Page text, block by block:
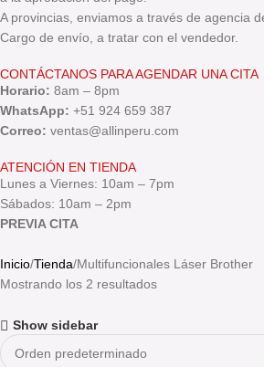
A provincias, enviamos a través de agencia
Cargo de envío, a tratar con el vendedor.
CONTÁCTANOS PARA AGENDAR UNA CITA
Horario: 8am – 8pm
WhatsApp: +51 924 659 387
Correo: ventas@allinperu.com
ATENCIÓN EN TIENDA
Lunes a Viernes: 10am – 7pm
Sábados: 10am – 2pm
PREVIA CITA
Inicio Tienda Multifuncionales Láser Brother
Mostrando los 2 resultados
Show sidebar